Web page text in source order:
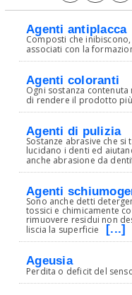
Agenti antiplacca
Composti che
associati con la
Agenti coloranti
Ogni sostanza
di rendere il prodotto
Agenti di pulizia
Sostanze abrasive che
lucidano i denti ed
anche abrasione da
Agenti
Sono anche detti
tossici e chimicamente
rimuovere residui non
liscia la superficie [...]
Ageusia
Perdita o deficit del